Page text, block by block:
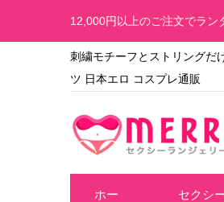
12,000円以上のご注文でラン
刺繍モチーフとストリングだ
ツ 日本エロ コスプレ通販
ホー
セクシ